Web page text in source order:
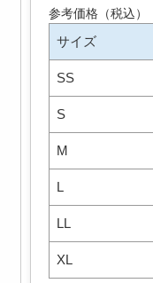
参考価格（税込）
サイズ
SS
S
M
L
LL
XL